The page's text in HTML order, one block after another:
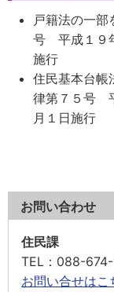
戸籍法の一
号 平成１９
施行
住民基本台
律第７５号
月１日施行
お問い合わせ
住民課
TEL ：088-674-
お問い合せはこ